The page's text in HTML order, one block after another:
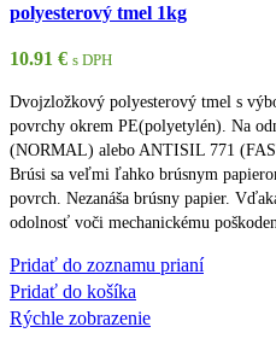
polyesterový tmel 1kg
10.91 € s DPH
Dvojzložkový polyesterový tmel s
povrchy okrem PE(polyetylén). Na
(NORMAL) alebo ANTISIL 771
Brúsi sa veľmi ľahko brúsnym
povrch. Nezanáša brúsny papier.
odolnosť voči mechanickému
Pridať do zoznamu prianí
Pridať do košíka
Rýchle zobrazenie